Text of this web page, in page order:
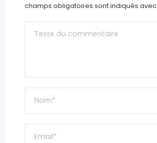
champs obligatoires sont indiqués avec